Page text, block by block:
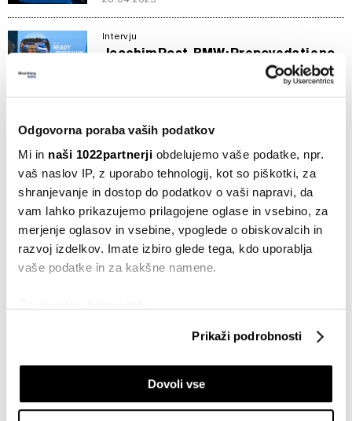
Odgovorna poraba vaših podatkov
Mi in naši 1022partnerji obdelujemo vaše podatke, npr.
vaš naslov IP, z uporabo tehnologij, kot so piškotki, za
shranjevanje in dostop do podatkov o vaši napravi, da
vam lahko prikazujemo prilagojene oglase in vsebino, za
merjenje oglasov in vsebine, vpoglede o obiskovalcih in
razvoj izdelkov. Imate izbiro glede tega, kdo uporablja
vaše podatke in za kakšne namene.
Identificirati napravo z aktivnim preverjanjem
lastnosti (odčitavanje prstnih odtisov)
Poglejte si še, kako se obdelujejo vaši osebni podatki in
Prikaži podrobnosti
Dovoli vse
Intervju
Joachim Post, BMW: Prepovedati eno
Kaj zrušitev mosta v Baltimoru pomeni
za dobavne verige in zavarovalnice?
28.03.2024
Podjetništvo
Kako cveti panoga vzgoje rož in kakšni
Konferenca STO: Konec maksime
Ameriško-kitajska pogajanja brez